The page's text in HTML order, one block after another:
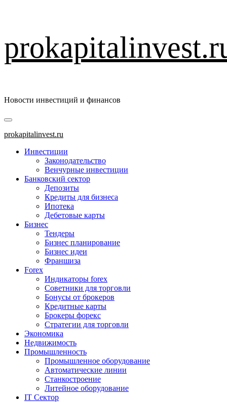
к
содержимому
Новости инвестиций и финансов
Основное
меню
prokapitalinvest.ru
Инвестиции
Законодательство
Венчурные инвестиции
Банковский сектор
Депозиты
Кредиты для бизнеса
Ипотека
Дебетовые карты
Бизнес
Тендеры
Бизнес планирование
Бизнес идеи
Франшиза
Forex
Индикаторы forex
Советники для торговли
Бонусы от брокеров
Кредитные карты
Брокеры форекс
Стратегии для торговли
Экономика
Недвижимость
Промышленность
Промышленное оборудование
Автоматические линии
Станкостроение
Литейное оборудование
IT Сектор